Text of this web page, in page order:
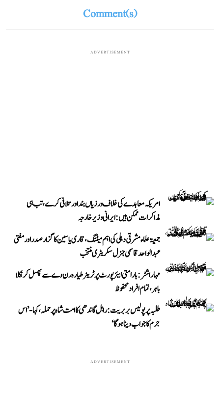
Comment(s)
ADVERTISEMENT
امریکہ معاہدے کی خلاف ورزیاں بند اور تلافی کرے، تب ہی
مذاکرات ممکن ہیں: ایرانی وزیر خارجہ
جمعیۃ علماء مشرقی دہلی کی اہم میٹنگ، قاری یاسین کا گزار صدر اور مفتی
عبد الواحد قاسمی جنرل سکریٹری منتخب
مہاراشٹر: بارامتی ایئرپورٹ پر ٹرینر طیارہ رن وے سے پھسل کر نکلا
باہر، تمام افراد محفوظ
طلبہ پر پولیس بربریت: راہل گاندھی کا امت شاہ پر حملہ، کہا- ’اس
جرم کا جواب دینا ہوگا‘
ADVERTISEMENT